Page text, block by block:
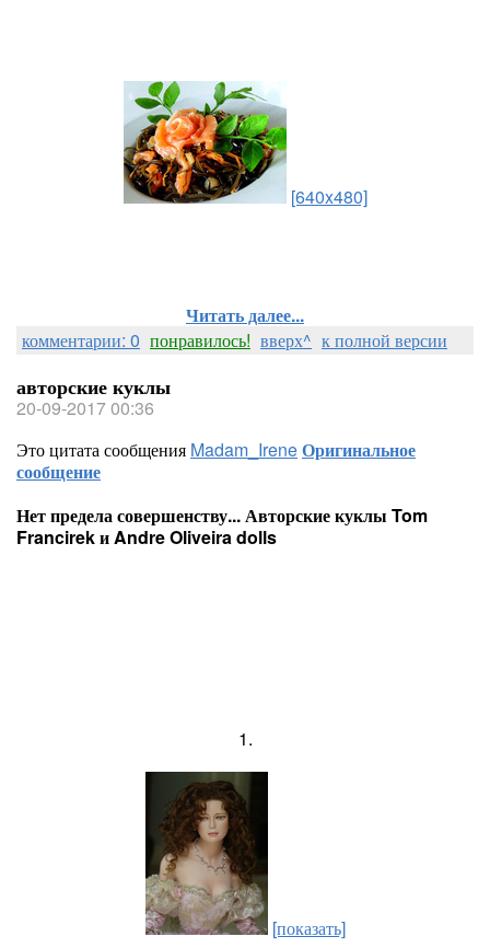
[640x480]
Читать далее...
комментарии: 0 понравилось! вверх^ к полной версии
авторские куклы
20-09-2017 00:36
Это цитата сообщения Madam_IreneОригинальное
сообщение
Нет предела совершенству... Авторские куклы Tom
Francirek и Andre Oliveira dolls
1.
[показать]